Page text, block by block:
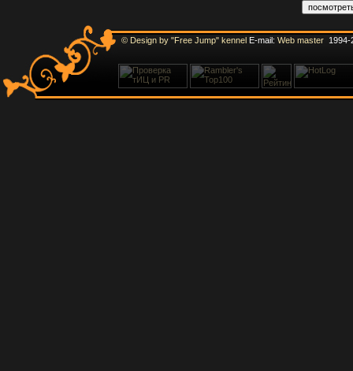
© Design by "Free Jump" kennelE-mail: Web master